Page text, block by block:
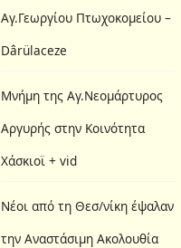
Αγ.Γεωργίου Πτωχοκομείου –
Dârülaceze
Μνήμη της Αγ.Νεομάρτυρος
Αργυρής στην Κοινότητα
Χάσκιοϊ + vid
Νέοι από τη Θεσ/νίκη έψαλαν
την Αναστάσιμη Ακολουθία